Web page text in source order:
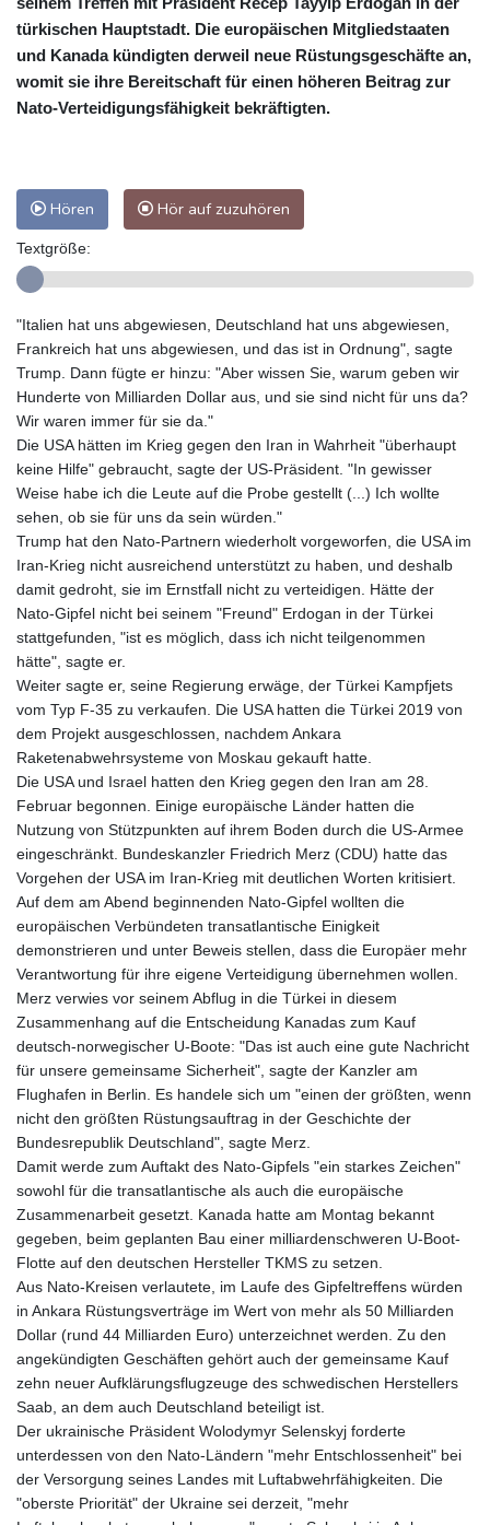
türkischen Hauptstadt. Die europäischen Mitgliedstaaten
und Kanada kündigten derweil neue Rüstungsgeschäfte an,
womit sie ihre Bereitschaft für einen höheren Beitrag zur
Nato-Verteidigungsfähigkeit bekräftigten.
Hören Hör auf zuzuhören
Textgröße:
"Italien hat uns abgewiesen, Deutschland hat uns abgewiesen,
Frankreich hat uns abgewiesen, und das ist in Ordnung", sagte
Trump. Dann fügte er hinzu: "Aber wissen Sie, warum geben wir
Hunderte von Milliarden Dollar aus, und sie sind nicht für uns da?
Wir waren immer für sie da."
Die USA hätten im Krieg gegen den Iran in Wahrheit "überhaupt
keine Hilfe" gebraucht, sagte der US-Präsident. "In gewisser
Weise habe ich die Leute auf die Probe gestellt (...) Ich wollte
sehen, ob sie für uns da sein würden."
Trump hat den Nato-Partnern wiederholt vorgeworfen, die USA im
Iran-Krieg nicht ausreichend unterstützt zu haben, und deshalb
damit gedroht, sie im Ernstfall nicht zu verteidigen. Hätte der
Nato-Gipfel nicht bei seinem "Freund" Erdogan in der Türkei
stattgefunden, "ist es möglich, dass ich nicht teilgenommen
hätte", sagte er.
Weiter sagte er, seine Regierung erwäge, der Türkei Kampfjets
vom Typ F-35 zu verkaufen. Die USA hatten die Türkei 2019 von
dem Projekt ausgeschlossen, nachdem Ankara
Raketenabwehrsysteme von Moskau gekauft hatte.
Die USA und Israel hatten den Krieg gegen den Iran am 28.
Februar begonnen. Einige europäische Länder hatten die
Nutzung von Stützpunkten auf ihrem Boden durch die US-Armee
eingeschränkt. Bundeskanzler Friedrich Merz (CDU) hatte das
Vorgehen der USA im Iran-Krieg mit deutlichen Worten kritisiert.
Auf dem am Abend beginnenden Nato-Gipfel wollten die
europäischen Verbündeten transatlantische Einigkeit
demonstrieren und unter Beweis stellen, dass die Europäer mehr
Verantwortung für ihre eigene Verteidigung übernehmen wollen.
Merz verwies vor seinem Abflug in die Türkei in diesem
Zusammenhang auf die Entscheidung Kanadas zum Kauf
deutsch-norwegischer U-Boote: "Das ist auch eine gute Nachricht
für unsere gemeinsame Sicherheit", sagte der Kanzler am
Flughafen in Berlin. Es handele sich um "einen der größten, wenn
nicht den größten Rüstungsauftrag in der Geschichte der
Bundesrepublik Deutschland", sagte Merz.
Damit werde zum Auftakt des Nato-Gipfels "ein starkes Zeichen"
sowohl für die transatlantische als auch die europäische
Zusammenarbeit gesetzt. Kanada hatte am Montag bekannt
gegeben, beim geplanten Bau einer milliardenschweren U-Boot-
Flotte auf den deutschen Hersteller TKMS zu setzen.
Aus Nato-Kreisen verlautete, im Laufe des Gipfeltreffens würden
in Ankara Rüstungsverträge im Wert von mehr als 50 Milliarden
Dollar (rund 44 Milliarden Euro) unterzeichnet werden. Zu den
angekündigten Geschäften gehört auch der gemeinsame Kauf
zehn neuer Aufklärungsflugzeuge des schwedischen Herstellers
Saab, an dem auch Deutschland beteiligt ist.
Der ukrainische Präsident Wolodymyr Selenskyj forderte
unterdessen von den Nato-Ländern "mehr Entschlossenheit" bei
der Versorgung seines Landes mit Luftabwehrfähigkeiten. Die
"oberste Priorität" der Ukraine sei derzeit, "mehr